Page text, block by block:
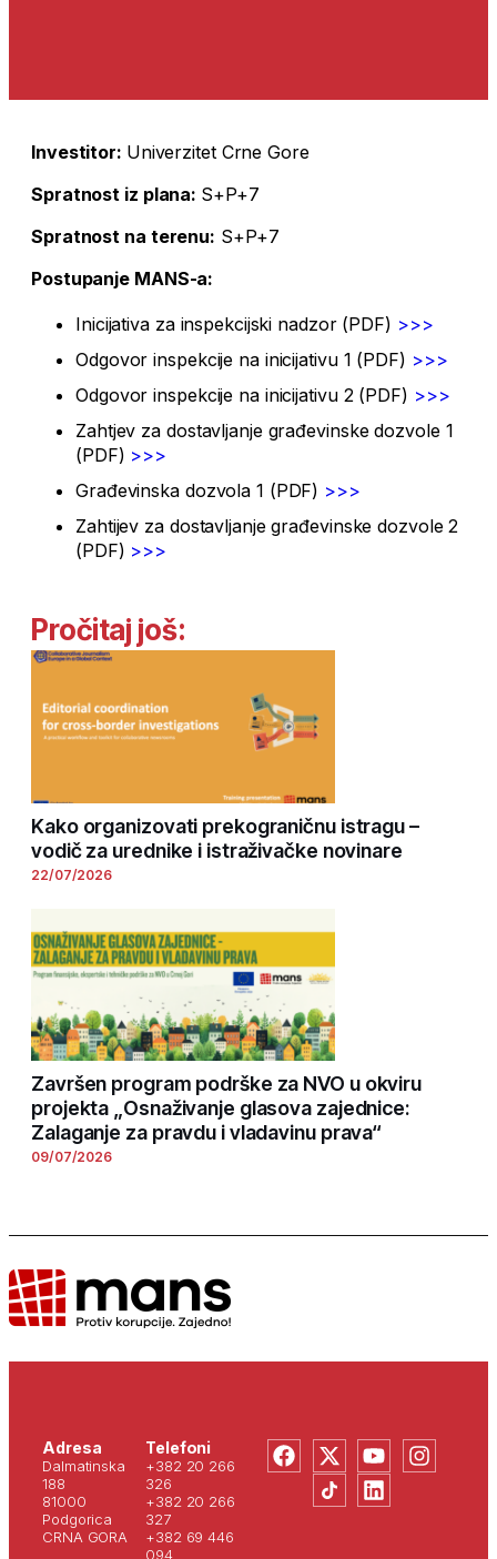
Investitor: Univerzitet Crne Gore
Spratnost iz plana: S+P+7
Spratnost na terenu: S+P+7
Postupanje MANS-a:
Inicijativa za inspekcijski nadzor (PDF) >>>
Odgovor inspekcije na inicijativu 1 (PDF) >>>
Odgovor inspekcije na inicijativu 2 (PDF) >>>
Zahtjev za dostavljanje građevinske dozvole 1
(PDF) >>>
Građevinska dozvola 1 (PDF) >>>
Zahtijev za dostavljanje građevinske dozvole 2
(PDF) >>>
Pročitaj još:
Kako organizovati prekograničnu istragu –
vodič za urednike i istraživačke novinare
22/07/2026
Završen program podrške za NVO u okviru
projekta „Osnaživanje glasova zajednice:
Zalaganje za pravdu i vladavinu prava“
09/07/2026
Adresa
Dalmatinska
188
81000
Podgorica
CRNA GORA
Telefoni
+382 20 266
326
+382 20 266
327
+382 69 446
094